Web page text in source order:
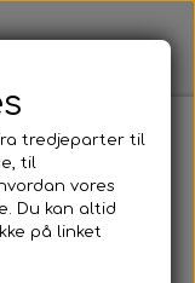
tredjeparter til
til
vores
Du kan altid
på linket